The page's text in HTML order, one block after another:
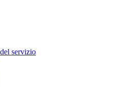
servizio